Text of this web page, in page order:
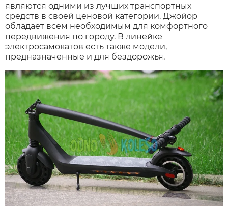
являются одними из лучших транспортных
средств в своей ценовой категории. Джойор
обладает всем необходимым для комфортного
передвижения по городу. В линейке
электросамокатов есть также модели,
предназначенные и для бездорожья.